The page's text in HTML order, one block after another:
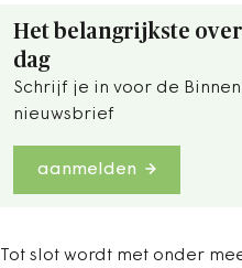
Het belangrijkste
dag
Schrijf je in voor de
nieuwsbrief
aanmelden
Tot slot wordt met onder